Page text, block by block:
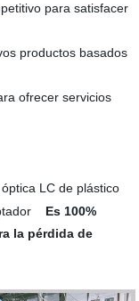
para satisfacer
productos basados
ofrecer servicios
LC de plástico
Es 100%
la pérdida de